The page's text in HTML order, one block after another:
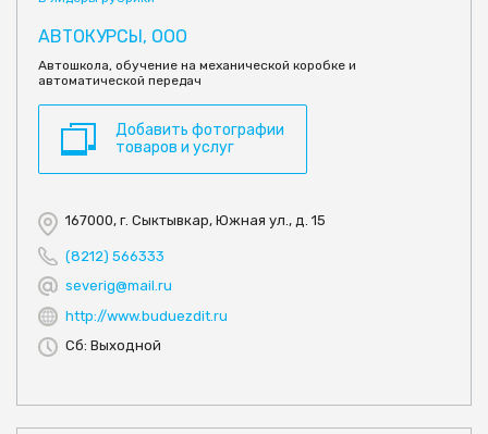
АВТОКУРСЫ, ООО
Автошкола, обучение на механической коробке и
автоматической передач
Добавить фотографии
товаров и услуг
167000, г. Сыктывкар, Южная ул., д. 15
(8212) 566333
severig@mail.ru
http://www.buduezdit.ru
Сб: Выходной